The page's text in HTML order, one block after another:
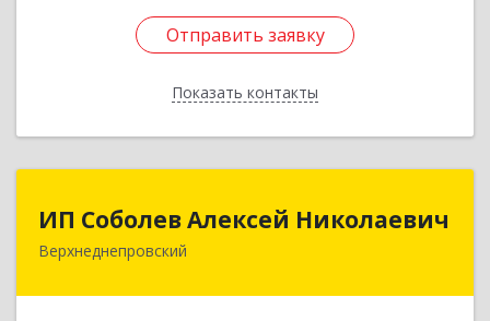
Отправить заявку
Показать контакты
Отправить заявку
Назад
ИП Соболев Алексей Николаевич
Верхнеднепровский
ИП Соболев Алексей Николаевич